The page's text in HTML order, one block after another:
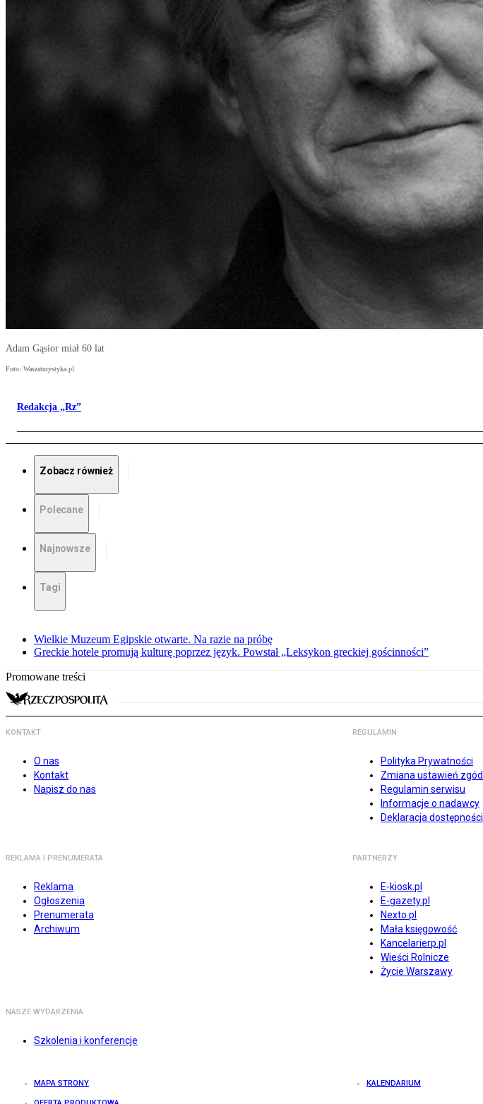
Adam Gąsior miał 60 lat
Foto: Waszaturystyka.pl
Redakcja „Rz”
Zobacz również
Polecane
Najnowsze
Tagi
Wielkie Muzeum Egipskie otwarte. Na razie na próbę
Greckie hotele promują kulturę poprzez język. Powstał „Leksykon greckiej gościnności”
Promowane treści
KONTAKT
O nas
Kontakt
Napisz do nas
REGULAMIN
Polityka Prywatności
Zmiana ustawień zgód
Regulamin serwisu
Informacje o nadawcy
Deklaracja dostępności
REKLAMA I PRENUMERATA
Reklama
Ogłoszenia
Prenumerata
Archiwum
PARTNERZY
E-kiosk.pl
E-gazety.pl
Nexto.pl
Mała księgowość
Kancelarierp.pl
Wieści Rolnicze
Życie Warszawy
NASZE WYDARZENIA
Szkolenia i konferencje
MAPA STRONY KALENDARIUM